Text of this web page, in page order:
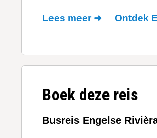
Lees meer ➜ Ontdek
Boek deze reis
Busreis Engelse